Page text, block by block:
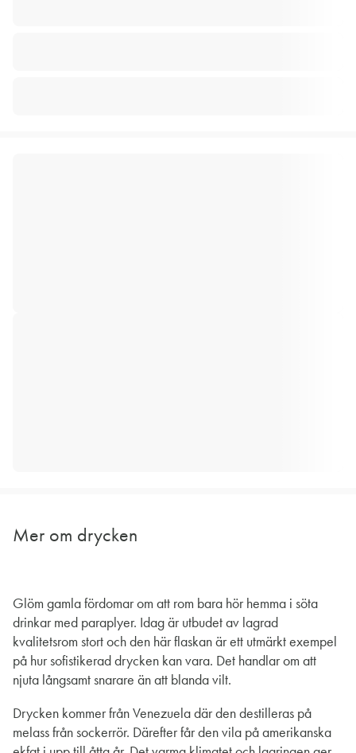
Mer om drycken
Glöm gamla fördomar om att rom bara hör hemma i söta
drinkar med paraplyer. Idag är utbudet av lagrad
kvalitetsrom stort och den här flaskan är ett utmärkt exempel
på hur sofistikerad drycken kan vara. Det handlar om att
njuta långsamt snarare än att blanda vilt.
Drycken kommer från Venezuela där den destilleras på
melass från sockerrör. Därefter får den vila på amerikanska